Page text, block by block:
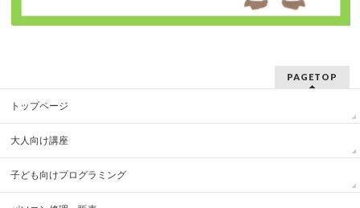
PAGETOP
トップページ
大人向け講座
子ども向けプログラミング